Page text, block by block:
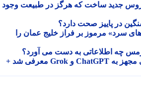
۱۶ ویروس جدید ساخت که هرگز در طبیعت وجود
در پاییز صحت دارد؟
سرد» مرموز بر فراز خلیج عمان را
چه اطلاعاتی به دست می آورد؟
ساعت هوشمند رولمی مجهز به ChatGPT و Grok معرفی شد +